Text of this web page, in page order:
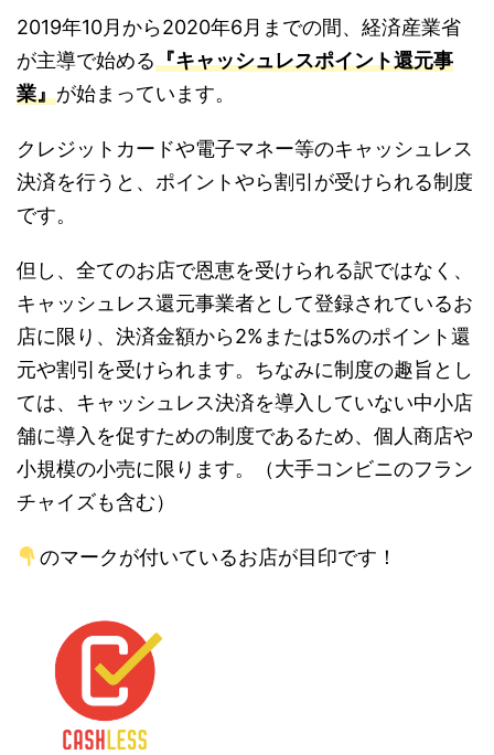
2019年10月から2020年6月までの間、経済産業省
が主導で始める『キャッシュレスポイント還元事
業』が始まっています。
クレジットカードや電子マネー等のキャッシュレス
決済を行うと、ポイントやら割引が受けられる制度
です。
但し、全てのお店で恩恵を受けられる訳ではなく、
キャッシュレス還元事業者として登録されているお
店に限り、決済金額から2%または5%のポイント還
元や割引を受けられます。ちなみに制度の趣旨とし
ては、キャッシュレス決済を導入していない中小店
舗に導入を促すための制度であるため、個人商店や
小規模の小売に限ります。（大手コンビニのフラン
チャイズも含む）
のマークが付いているお店が目印です！